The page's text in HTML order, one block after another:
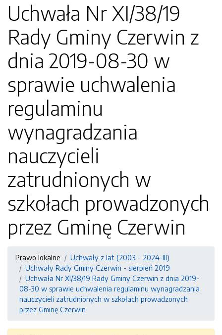
Uchwała Nr XI/38/19
Rady Gminy Czerwin z
dnia 2019-08-30 w
sprawie uchwalenia
regulaminu
wynagradzania
nauczycieli
zatrudnionych w
szkołach prowadzonych
przez Gminę Czerwin
Prawo lokalne
Uchwały z lat (2003 - 2024-III)
Uchwały Rady Gminy Czerwin - sierpień 2019
Uchwała Nr XI/38/19 Rady Gminy Czerwin z dnia 2019-
08-30 w sprawie uchwalenia regulaminu wynagradzania
nauczycieli zatrudnionych w szkołach prowadzonych
przez Gminę Czerwin